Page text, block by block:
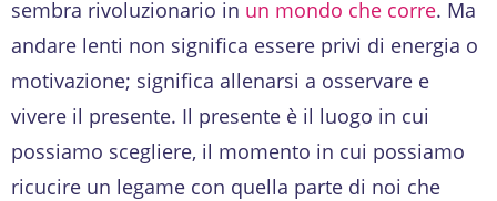
sembra rivoluzionario in un mondo che corre. Ma
andare lenti non significa essere privi di energia o
motivazione; significa allenarsi a osservare e
vivere il presente. Il presente è il luogo in cui
possiamo scegliere, il momento in cui possiamo
ricucire un legame con quella parte di noi che